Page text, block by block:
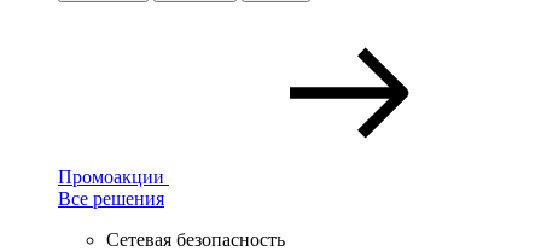
Промоакции
Все решения
Сетевая безопасность